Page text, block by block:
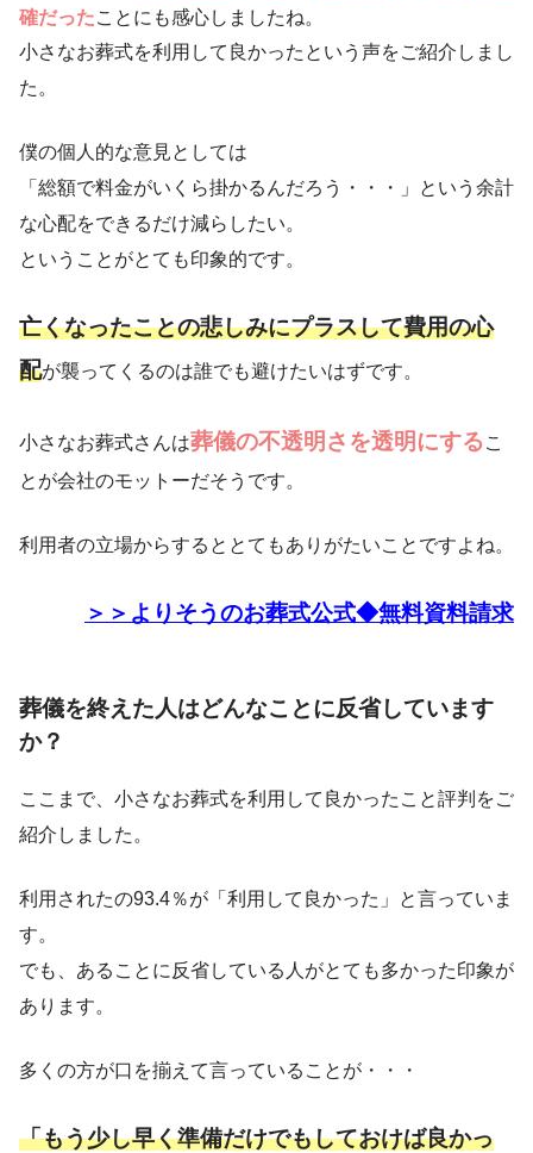
確だったことにも感心しましたね。
小さなお葬式を利用して良かったという声をご紹介しまし
た。
僕の個人的な意見としては
「総額で料金がいくら掛かるんだろう・・・」という余計
な心配をできるだけ減らしたい。
ということがとても印象的です。
亡くなったことの悲しみにプラスして費用の心
配が襲ってくるのは誰でも避けたいはずです。
小さなお葬式さんは葬儀の不透明さを透明にするこ
とが会社のモットーだそうです。
利用者の立場からするととてもありがたいことですよね。
＞＞よりそうのお葬式公式◆無料資料請求
葬儀を終えた人はどんなことに反省しています
か？
ここまで、小さなお葬式を利用して良かったこと評判をご
紹介しました。
利用されたの93.4％が「利用して良かった」と言っていま
す。
でも、あることに反省している人がとても多かった印象が
あります。
多くの方が口を揃えて言っていることが・・・
「もう少し早く準備だけでもしておけば良かっ